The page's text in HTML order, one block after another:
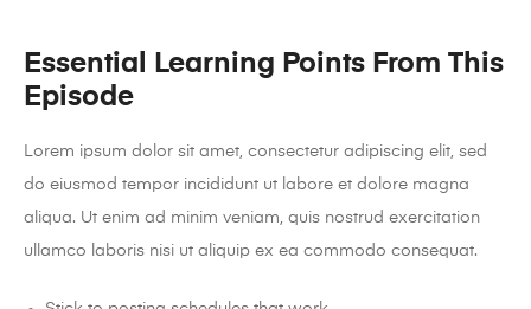
Essential Learning Points From This
Episode
Lorem ipsum dolor sit amet, consectetur adipiscing elit, sed
do eiusmod tempor incididunt ut labore et dolore magna
aliqua. Ut enim ad minim veniam, quis nostrud exercitation
ullamco laboris nisi ut aliquip ex ea commodo consequat.